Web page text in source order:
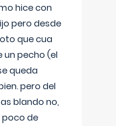
hice con
pero desde
que cua
un pecho (el
queda
pero del
blando no,
poco de